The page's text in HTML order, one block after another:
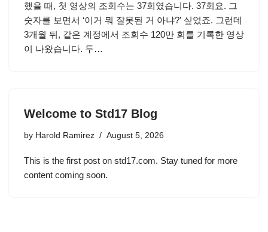
했을 때, 첫 영상의 조회수는 37회였습니다. 37회요. 그
숫자를 보면서 ‘이거 뭐 잘못된 거 아냐?’ 싶었죠. 그런데
3개월 뒤, 같은 계정에서 조회수 120만 회를 기록한 영상
이 나왔습니다. 두…
Welcome to Std17 Blog
by Harold Ramirez August 5, 2026
This is the first post on std17.com. Stay tuned for more
content coming soon.